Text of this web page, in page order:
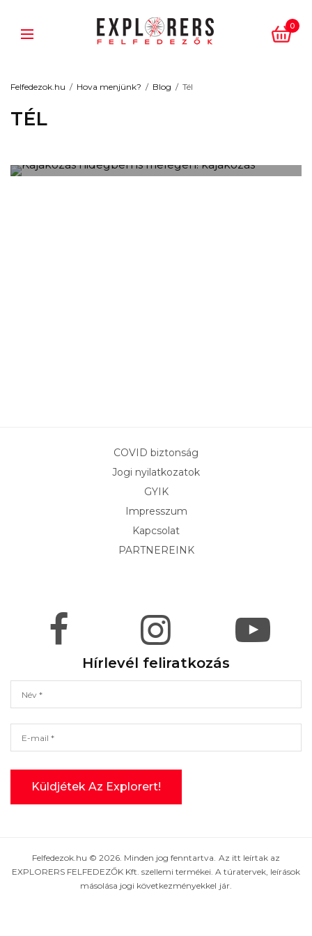
0
Felfedezok.hu Hova menjünk? Blog Tél
TÉL
Kajakozás hidegben is
COVID biztonság
Jogi nyilatkozatok
GYIK
Impresszum
Kapcsolat
PARTNEREINK
Hírlevél feliratkozás
Felfedezok.hu © 2026. Minden jog fenntartva. Az itt leírtak az
EXPLORERS FELFEDEZŐK Kft. szellemi termékei. A túratervek, leírások
másolása jogi következményekkel jár.